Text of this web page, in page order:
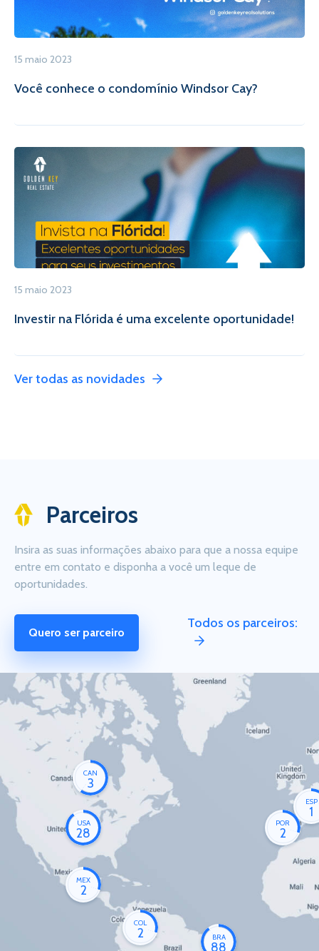
15 maio 2023
Você conhece o condomínio Windsor Cay?
15 maio 2023
Investir na Flórida é uma excelente oportunidade!
Ver todas as novidades
Parceiros
Insira as suas informações abaixo para que a nossa equipe
entre em contato e disponha a você um leque de
oportunidades.
Quero ser parceiro
Todos os parceiros:
CAN
3
USA
28
MEX
2
COL
2 BRA
88
POR
2
ESP
1